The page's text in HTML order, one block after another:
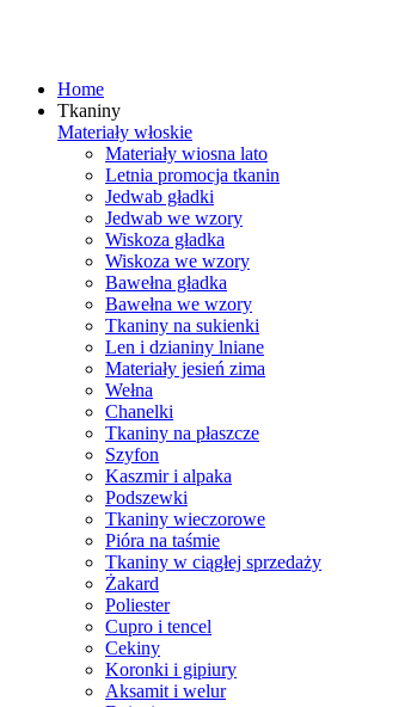
Home
Tkaniny
Materiały włoskie
Materiały wiosna lato
Letnia promocja tkanin
Jedwab gładki
Jedwab we wzory
Wiskoza gładka
Wiskoza we wzory
Bawełna gładka
Bawełna we wzory
Tkaniny na sukienki
Len i dzianiny lniane
Materiały jesień zima
Wełna
Chanelki
Tkaniny na płaszcze
Szyfon
Kaszmir i alpaka
Podszewki
Tkaniny wieczorowe
Pióra na taśmie
Tkaniny w ciągłej sprzedaży
Żakard
Poliester
Cupro i tencel
Cekiny
Koronki i gipiury
Aksamit i welur